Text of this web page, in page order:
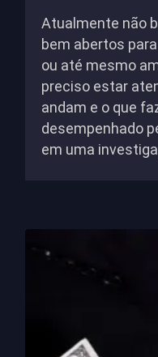
Atualmente não
bem abertos
ou até mesmo
preciso estar
andam e o que
desempenhado
em uma